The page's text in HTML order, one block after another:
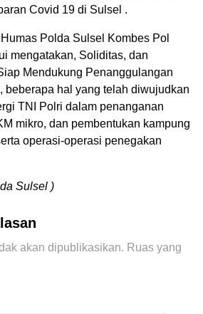
Covid 19 di Sulsel .
Polda Sulsel Kombes Pol
mengatakan, Soliditas, dan
Mendukung Penanggulangan
beberapa hal yang telah diwujudkan
TNI Polri dalam penanganan
mikro, dan pembentukan kampung
operasi-operasi penegakan
Sulsel )
akan dipublikasikan. Ruas yang